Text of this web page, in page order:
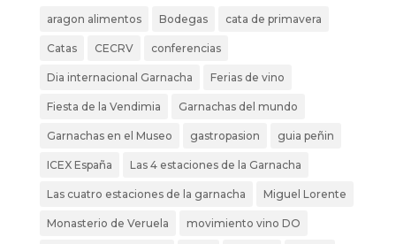
aragon alimentos Bodegas cata de primavera
Catas CECRV conferencias
Dia internacional Garnacha Ferias de vino
Fiesta de la Vendimia Garnachas del mundo
Garnachas en el Museo gastropasion guia peñin
ICEX España Las 4 estaciones de la Garnacha
Las cuatro estaciones de la garnacha Miguel Lorente
Monasterio de Veruela movimiento vino DO